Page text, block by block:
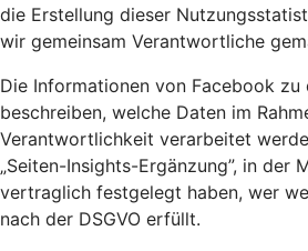
die Erstellung dieser
wir gemeinsam Verantwortliche
Die Informationen von Facebook zu
beschreiben, welche Daten im
Verantwortlichkeit verarbeitet
„Seiten-Insights-Ergänzung”, in der
vertraglich festgelegt haben, wer
nach der DSGVO erfüllt.